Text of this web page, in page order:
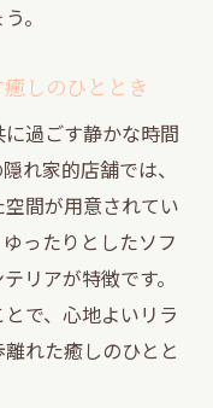
シャ体験のす
シャの魅力
を隠れ家で叶え
シュする過ごし
リラックスタイ
ためのポイン
。
しのひととき
過ごす静かな時間
れ家的店舗では、
間が用意されてい
ったりとしたソフ
リアが特徴です。
で、心地よいリラ
れた癒しのひとと